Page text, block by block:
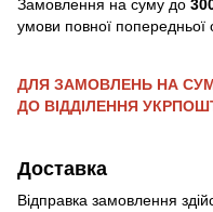
Замовлення на суму до
умови повної попередньої
ДЛЯ ЗАМОВЛЕНЬ НА
ДО ВІДДІЛЕННЯ
Доставка
Відправка замовлення